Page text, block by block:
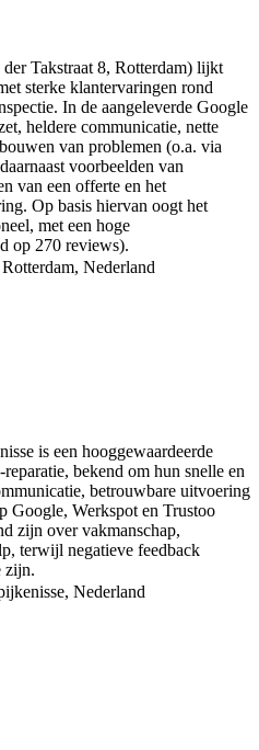
Takstraat 8, Rotterdam) lijkt
sterke klantervaringen rond
In de aangeleverde Google
heldere communicatie, nette
van problemen (o.a. via
voorbeelden van
van een offerte en het
Op basis hiervan oogt het
met een hoge
op 270 reviews).
Nederland
is een hooggewaardeerde
bekend om hun snelle en
betrouwbare uitvoering
Google, Werkspot en Trustoo
zijn over vakmanschap,
terwijl negatieve feedback
zijn.
Nederland